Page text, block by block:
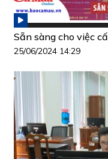
Sẵn sàng cho việc
25/06/2024 14:29